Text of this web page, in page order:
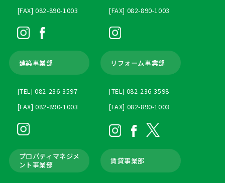
[FAX] 082-890-1003
[FAX] 082-890-1003
建築事業部
[TEL] 082-236-3597
[FAX] 082-890-1003
リフォーム事業部
[TEL] 082-236-3598
[FAX] 082-890-1003
プロパティマネジメ
ント事業部 賃貸事業部